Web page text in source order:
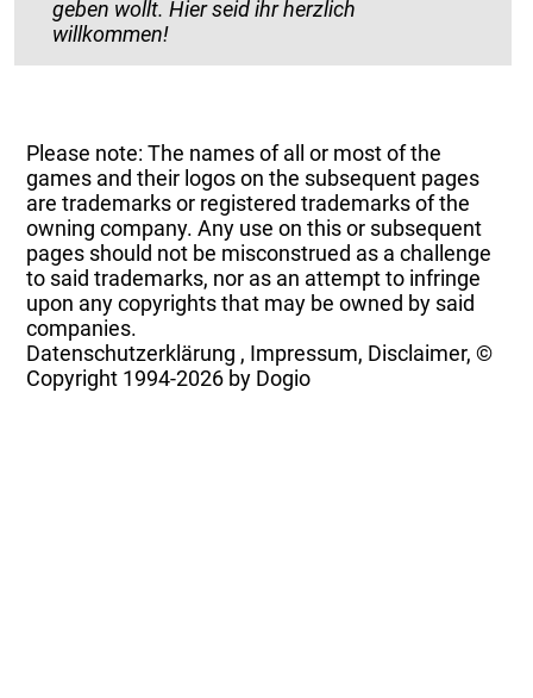
geben wollt. Hier seid ihr herzlich
willkommen!
Please note: The names of all or most of the
games and their logos on the subsequent pages
are trademarks or registered trademarks of the
owning company. Any use on this or subsequent
pages should not be misconstrued as a challenge
to said trademarks, nor as an attempt to infringe
upon any copyrights that may be owned by said
companies.
Datenschutzerklärung , Impressum, Disclaimer, ©
Copyright 1994-2026 by Dogio